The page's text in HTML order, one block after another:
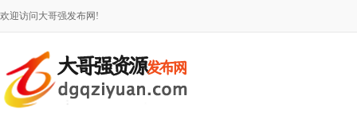
欢迎访问大哥强发布网!